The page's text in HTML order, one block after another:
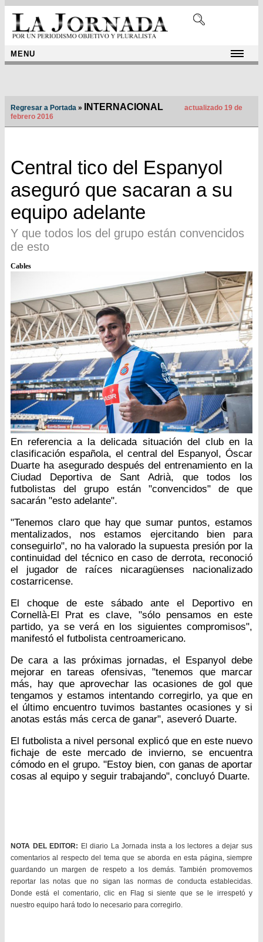
MENU
Regresar a Portada » INTERNACIONAL
actualizado 19 de
febrero 2016
Central tico del Espanyol
aseguró que sacaran a su
equipo adelante
Y que todos los del grupo están convencidos
de esto
Cables
En referencia a la delicada situación del club en la
clasificación española, el central del Espanyol, Óscar
Duarte ha asegurado después del entrenamiento en la
Ciudad Deportiva de Sant Adrià, que todos los
futbolistas del grupo están "convencidos" de que
sacarán "esto adelante".
"Tenemos claro que hay que sumar puntos, estamos
mentalizados, nos estamos ejercitando bien para
conseguirlo", no ha valorado la supuesta presión por la
continuidad del técnico en caso de derrota, reconoció
el jugador de raíces nicaragüenses nacionalizado
costarricense.
El choque de este sábado ante el Deportivo en
Cornellà-El Prat es clave, "sólo pensamos en este
partido, ya se verá en los siguientes compromisos",
manifestó el futbolista centroamericano.
De cara a las próximas jornadas, el Espanyol debe
mejorar en tareas ofensivas, "tenemos que marcar
más, hay que aprovechar las ocasiones de gol que
tengamos y estamos intentando corregirlo, ya que en
el último encuentro tuvimos bastantes ocasiones y si
anotas estás más cerca de ganar", aseveró Duarte.
El futbolista a nivel personal explicó que en este nuevo
fichaje de este mercado de invierno, se encuentra
cómodo en el grupo. "Estoy bien, con ganas de aportar
cosas al equipo y seguir trabajando", concluyó Duarte.
NOTA DEL EDITOR: El diario La Jornada insta a los lectores a dejar sus
comentarios al respecto del tema que se aborda en esta página, siempre
guardando un margen de respeto a los demás. También promovemos
reportar las notas que no sigan las normas de conducta establecidas.
Donde está el comentario, clic en Flag si siente que se le irrespetó y
nuestro equipo hará todo lo necesario para corregirlo.